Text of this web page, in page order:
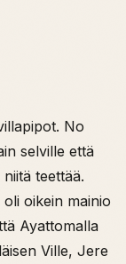
No
selville että
teettää.
oikein mainio
Ayattomalla
Ville, Jere